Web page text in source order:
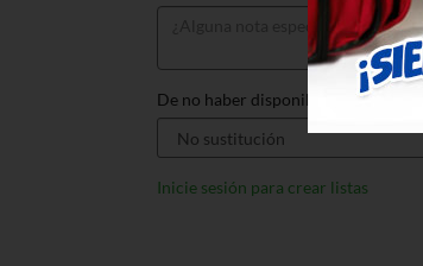
De no haber disponible, sustituir por:
Inicie sesión para crear listas